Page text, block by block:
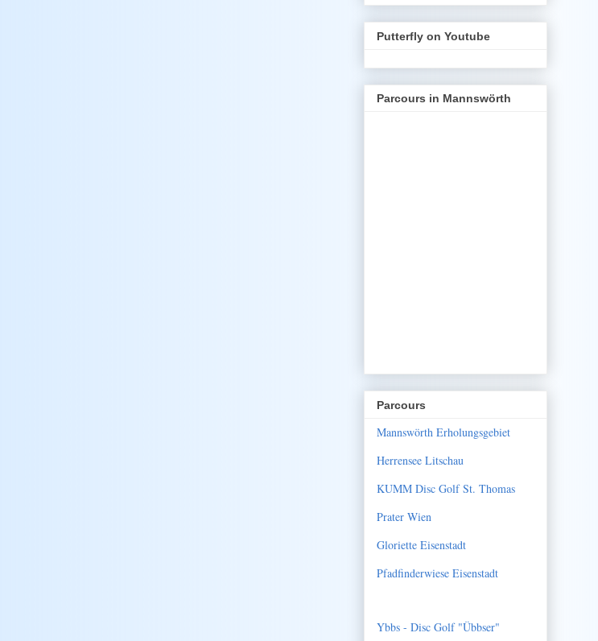
Putterfly on Youtube
Parcours in Mannswörth
Parcours
Mannswörth Erholungsgebiet
Herrensee Litschau
KUMM Disc Golf St. Thomas
Prater Wien
Gloriette Eisenstadt
Pfadfinderwiese Eisenstadt
Ybbs - Disc Golf "Übbser"